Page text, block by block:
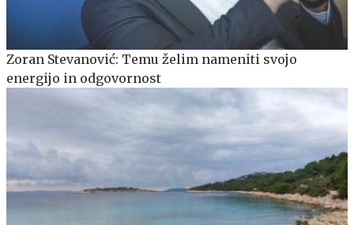
Zoran Stevanović: Temu želim nameniti svojo
energijo in odgovornost